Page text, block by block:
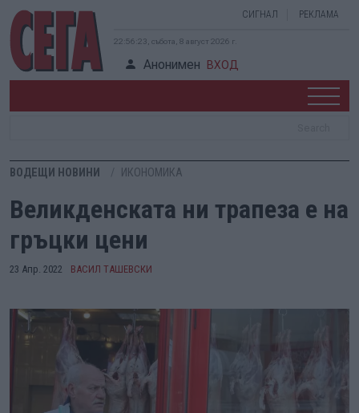
СИГНАЛ РЕКЛАМА
22:56:24, събота, 8 август 2026 г.
Анонимен ВХОД
ВОДЕЩИ НОВИНИ ИКОНОМИКА
Великденската ни трапеза е на
гръцки цени
23 Апр. 2022 ВАСИЛ ТАШЕВСКИ